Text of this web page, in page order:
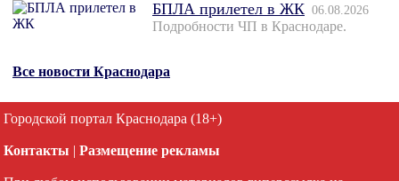
БПЛА прилетел в ЖК 06.08.2026
Подробности ЧП в Краснодаре.
Все новости Краснодара
Городской портал Краснодара (18+)
Контакты | Размещение рекламы